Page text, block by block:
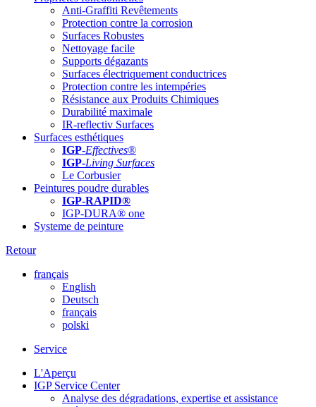
Anti-Graffiti Revêtements
Protection contre la corrosion
Surfaces Robustes
Nettoyage facile
Supports dégazants
Surfaces électriquement conductrices
Protection contre les intempéries
Résistance aux Produits Chimiques
Durabilité maximale
IR-reflectiv Surfaces
Surfaces esthétiques
IGP-Effectives®
IGP-Living Surfaces
Le Corbusier
Peintures poudre durables
IGP-RAPID®
IGP-DURA® one
Systeme de peinture
Retour
français
English
Deutsch
français
polski
Service
L'Aperçu
IGP Service Center
Analyse des dégradations, expertise et assistance